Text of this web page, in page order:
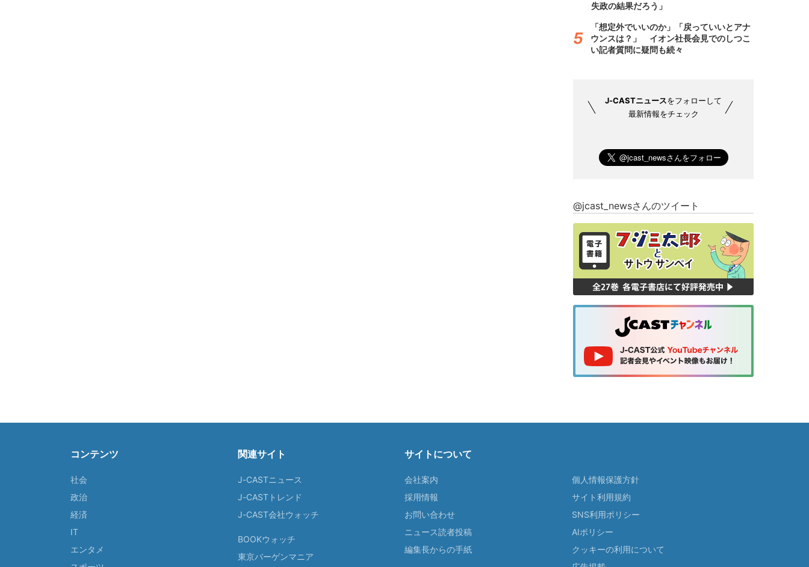
失政の結果だろう」
「想定外でいいのか」「戻っていいとアナ
ウンスは？」 イオン社長会見でのしつこ
い記者質問に疑問も続々
J-CASTニュースをフォローして
最新情報をチェック
@jcast_newsさんのツイート
コンテンツ
社会
政治
経済
IT
エンタメ
関連サイト
J-CASTニュース
J-CASTトレンド
J-CAST会社ウォッチ
BOOKウォッチ
東京バーゲンマニア
サイトについて
会社案内
採用情報
お問い合わせ
ニュース読者投稿
編集長からの手紙
個人情報保護方針
サイト利用規約
SNS利用ポリシー
AIポリシー
クッキーの利用について